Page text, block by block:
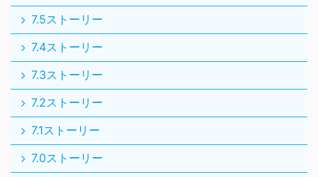
7.5ストーリー
7.4ストーリー
7.3ストーリー
7.2ストーリー
7.1ストーリー
7.0ストーリー